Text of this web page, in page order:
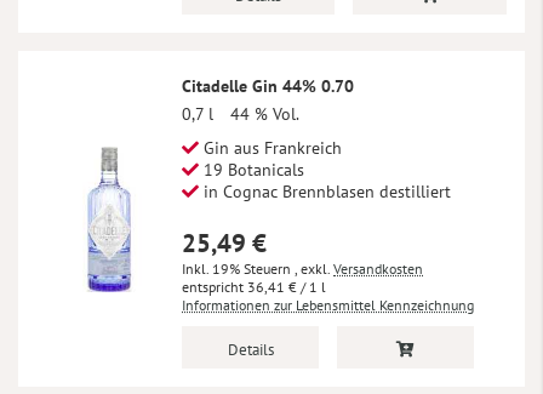
Citadelle Gin 44% 0.70
0,7 l
44 % Vol.
Gin aus Frankreich
19 Botanicals
in Cognac Brennblasen destilliert
25,49 €
Inkl. 19% Steuern , exkl. Versandkosten
36,41 € / 1 l
Informationen zur Lebensmittel Kennzeichnung
Details